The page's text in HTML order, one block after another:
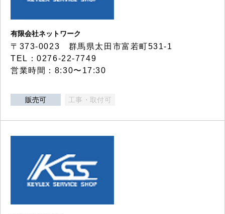
有限会社ネットワーク
〒373-0023 群馬県太田市富若町531-1
TEL：0276-22-7749
営業時間：8:30〜17:30
販売可 工事・取付可